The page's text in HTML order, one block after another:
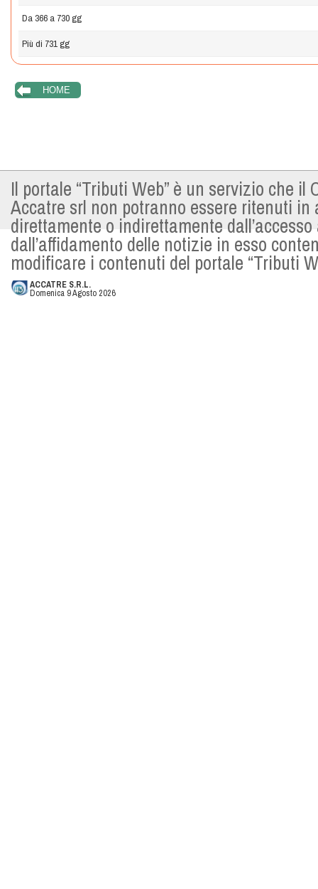
Da 366 a 730 gg
Più di 731 gg
Il portale “Tributi Web” è un servizio che
Accatre srl non potranno essere ritenuti
direttamente o indirettamente
dall’affidamento delle notizie in esso
modificare i contenuti del portale “Tributi
ACCATRE S.R.L.
Domenica 9 Agosto 2026